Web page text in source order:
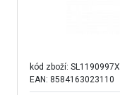
kód zboží: SL1190997X
EAN: 8584163023110